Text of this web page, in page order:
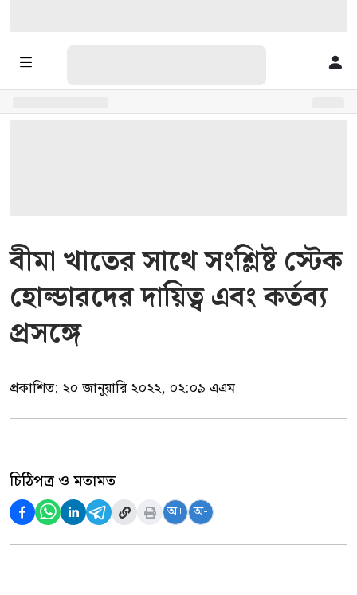
বীমা খাতের সাথে সংশ্লিষ্ট স্টেক
হোল্ডারদের দায়িত্ব এবং কর্তব্য
প্রসঙ্গে
প্রকাশিত: ২০ জানুয়ারি ২০২২, ০২:০৯ এএম
চিঠিপত্র ও মতামত
অ+ অ-